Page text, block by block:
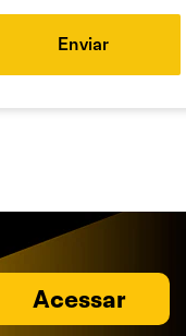
Enviar
Acessar